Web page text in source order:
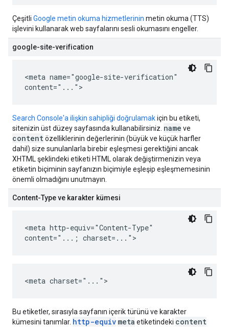
Çeşitli Google metin okuma hizmetlerinin metin okuma (TTS)
işlevini kullanarak web sayfalarını sesli okumasını engeller.
google-site-verification
<meta name="google-site-verification"
content="...">
Search Console'a ilişkin sahipliği doğrulamakiçin bu etiketi,
sitenizin üst düzey sayfasında kullanabilirsiniz. name ve
contentözelliklerinin değerlerinin (büyük ve küçük harfler
dahil) size sunulanlarla birebir eşleşmesi gerektiğini ancak
XHTML şeklindeki etiketi HTML olarak değiştirmenizin veya
etiketin biçiminin sayfanızın biçimiyle eşleşip eşleşmemesinin
önemli olmadığını unutmayın.
Content-Type ve karakter kümesi
<meta http-equiv="Content-Type"
content="...; charset=...">
<meta charset="...">
Bu etiketler, sırasıyla sayfanın içerik türünü ve karakter
kümesini tanımlar. http-equiv meta etiketindeki content